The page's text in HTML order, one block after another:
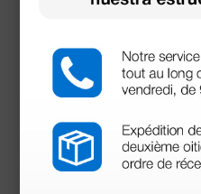
Recipientes de